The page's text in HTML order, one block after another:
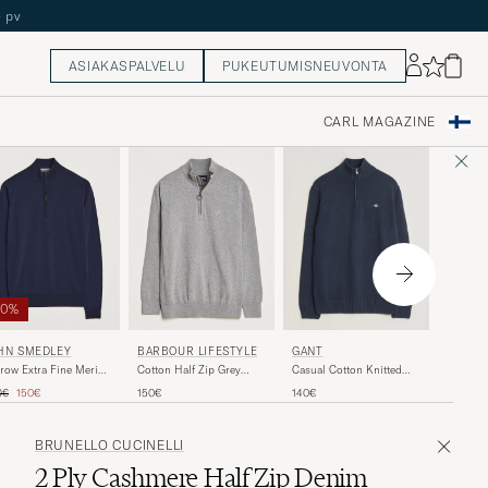
ASIAKASPALVELU PUKEUTUMISNEUVONTA
CARL MAGAZINE
SMEDLEY
Extra Fine Merino
hinta
Alennettu hinta
150€
BARBOUR LIFESTYLE
Cotton Half Zip Grey
150€
GANT
Casual Cotton Knitted
140€
BRUNELLO CUCINELLI
2 Ply Cashmere Half Zip Denim